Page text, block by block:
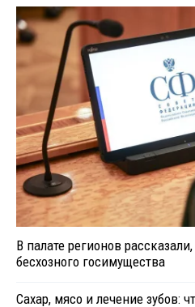
В палате регионов
бесхозного госимущества
Сахар, мясо и лечение зубов: